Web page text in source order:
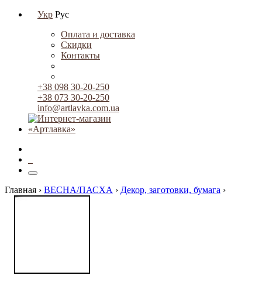
Укр Рус
Оплата и доставка
Скидки
Контакты
+38 098 30-20-250
+38 073 30-20-250
info@artlavka.com.ua
Главная › ВЕСНА/ПАСХА › Декор, заготовки, бумага ›